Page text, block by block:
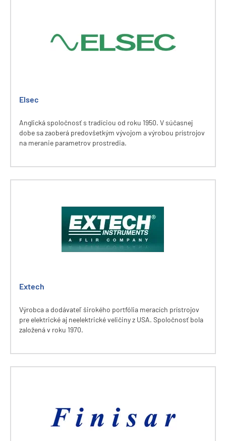
Elsec
Anglická spoločnosť s tradíciou od roku 1950. V súčasnej
dobe sa zaoberá predovšetkým vývojom a výrobou prístrojov
na meranie parametrov prostredia.
Extech
Výrobca a dodávateľ širokého portfólia meracích prístrojov
pre elektrické aj neelektrické veličiny z USA. Spoločnosť bola
založená v roku 1970.